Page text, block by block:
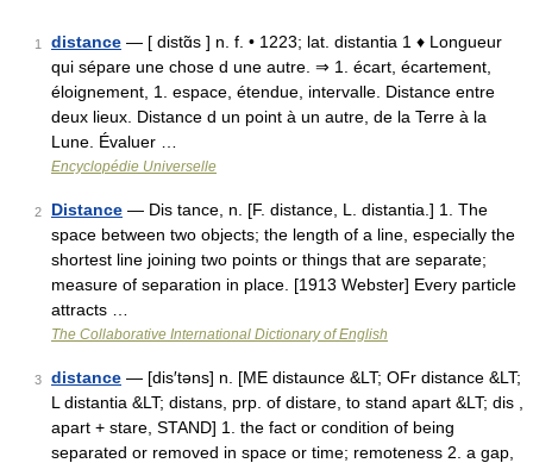
1 distance — [ distɑ̃s ] n. f. • 1223; lat. distantia 1 ♦ Longueur
qui sépare une chose d une autre. ⇒ 1. écart, écartement,
éloignement, 1. espace, étendue, intervalle. Distance entre
deux lieux. Distance d un point à un autre, de la Terre à la
Lune. Évaluer …
Encyclopédie Universelle
2 Distance — Dis tance, n. [F. distance, L. distantia.] 1. The
space between two objects; the length of a line, especially the
shortest line joining two points or things that are separate;
measure of separation in place. [1913 Webster] Every particle
attracts …
The Collaborative International Dictionary of English
3 distance — [dis′təns] n. [ME distaunce &LT; OFr distance &LT;
L distantia &LT; distans, prp. of distare, to stand apart &LT; dis ,
apart + stare, STAND] 1. the fact or condition of being
separated or removed in space or time; remoteness 2. a gap,